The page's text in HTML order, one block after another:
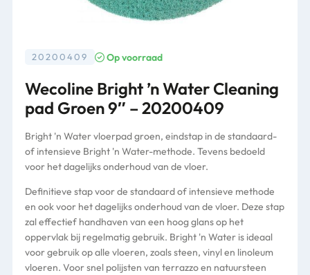
20200409 Op voorraad
Wecoline Bright ’n Water Cleaning
pad Groen 9″ – 20200409
Bright 'n Water vloerpad groen, eindstap in de standaard-
of intensieve Bright 'n Water-methode. Tevens bedoeld
voor het dagelijks onderhoud van de vloer.
Definitieve stap voor de standaard of intensieve methode
en ook voor het dagelijks onderhoud van de vloer. Deze stap
zal effectief handhaven van een hoog glans op het
oppervlak bij regelmatig gebruik. Bright 'n Water is ideaal
voor gebruik op alle vloeren, zoals steen, vinyl en linoleum
vloeren. Voor snel polijsten van terrazzo en natuursteen